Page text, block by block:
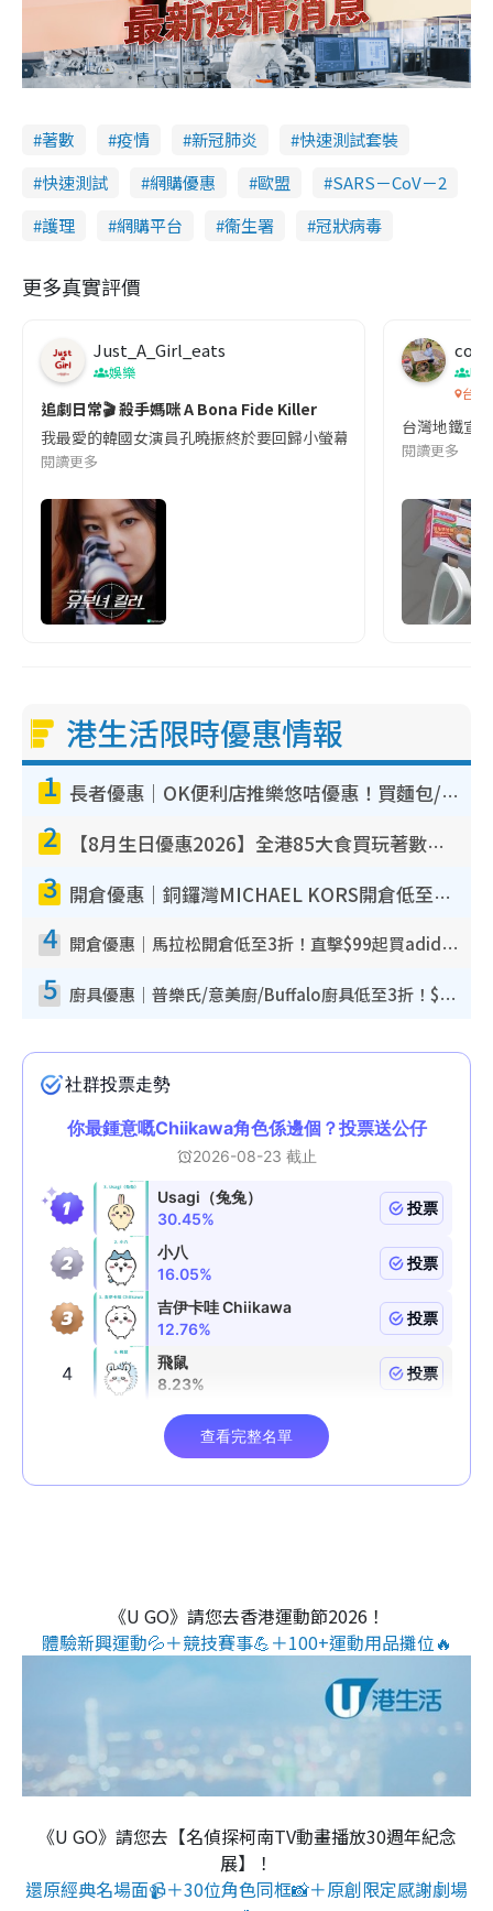
著數 疫情 新冠肺炎
快速測試套裝
快速測試
網購優惠 歐盟
SARS－CoV－2
護理
網購平台 衞生署 冠狀病毒
更多真實評價
Just_A_Girl_eats
娛樂
追劇日常🎬 殺手媽咪 A Bona Fide Killer
我最愛的韓國女演員孔曉振終於要回歸小螢幕啦!這次的劇本改編
閱讀更多
co
吹
台灣
台灣地鐵宣
閱讀更多
港生活限時優惠情報
1 長者優惠｜OK便利店推樂悠咭優惠！買麵包/牛奶/保健品拍卡即減
2 【8月生日優惠2026】全港85大食買玩著數攻略 自助餐/火鍋放題同行免費＋誠品/DONKI送現金券
3 開倉優惠｜銅鑼灣MICHAEL KORS開倉低至17折！直擊$500起買手袋/銀包/鞋款 必買經典Jet Set系列
4 開倉優惠｜馬拉松開倉低至3折！直擊$99起買adidas／New Balance／Puma鞋款 STANLEY保溫杯劈價至$119起
5 廚具優惠｜普樂氏/意美廚/Buffalo廚具低至3折！$89起買煎鍋／炒鑊／個人鍋 同場小家電激減至$99起
《U GO》請您去香港運動節2026！
體驗新興運動💦＋競技賽事💪＋100+運動用品攤位🔥
《U GO》請您去【名偵探柯南TV動畫播放30週年紀念
展】！
還原經典名場面📹＋30位角色同框📸＋原創限定感謝劇場